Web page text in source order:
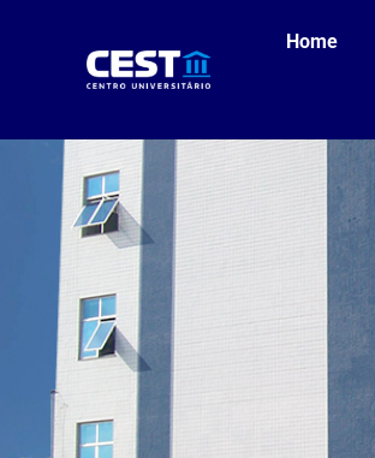
Home